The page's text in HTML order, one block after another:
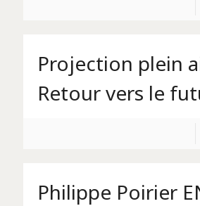
Projection plein
Retour vers le
Philippe Poirier